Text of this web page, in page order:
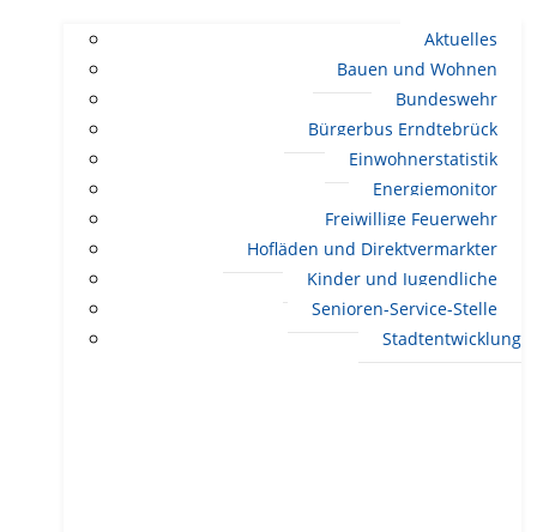
Aktuelles
Bauen und Wohnen
Bundeswehr
Bürgerbus Erndtebrück
Einwohnerstatistik
Energiemonitor
Freiwillige Feuerwehr
Hofläden und Direktvermarkter
Kinder und Jugendliche
Senioren-Service-Stelle
Stadtentwicklung